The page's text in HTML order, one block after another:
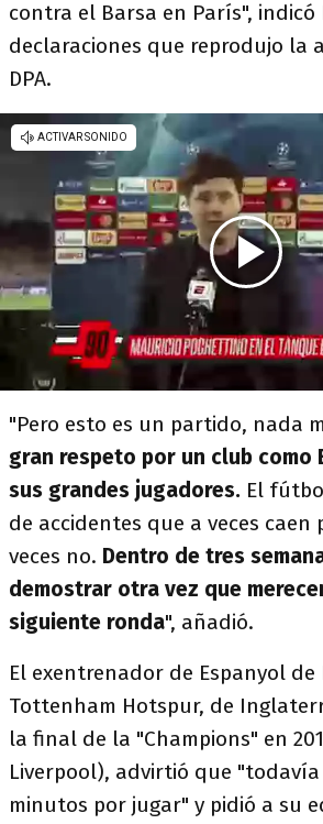
contra el Barsa en París",
declaraciones que reprodujo la
DPA.
"Pero esto es un partido, nada
gran respeto por un club como
sus grandes jugadores. El
de accidentes que a veces
veces no. Dentro de tres
demostrar otra vez que
siguiente ronda", añadió.
El exentrenador de Espanyol de
Tottenham Hotspur, de
la final de la "Champions" en
Liverpool), advirtió que
minutos por jugar" y pidió a su